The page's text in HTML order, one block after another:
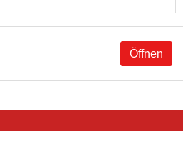
Öffnen